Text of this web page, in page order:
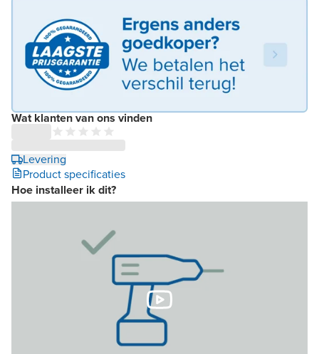
Wat klanten van ons vinden
Levering
Product specificaties
Hoe installeer ik dit?